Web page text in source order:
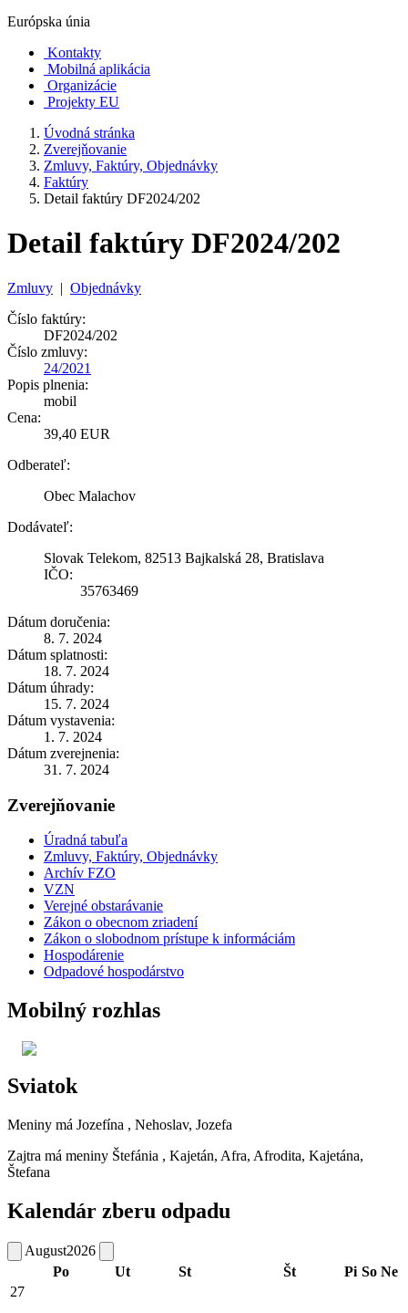
Európska únia
Kontakty
Mobilná aplikácia
Organizácie
Projekty EU
Úvodná stránka
Zverejňovanie
Zmluvy, Faktúry, Objednávky
Faktúry
Detail faktúry DF2024/202
Detail faktúry DF2024/202
Zmluvy | Objednávky
Číslo faktúry:
DF2024/202
Číslo zmluvy:
24/2021
Popis plnenia:
mobil
Cena:
39,40 EUR
Odberateľ:
Obec Malachov
Dodávateľ:
Slovak Telekom, 82513 Bajkalská 28, Bratislava
IČO:
35763469
Dátum doručenia:
8. 7. 2024
Dátum splatnosti:
18. 7. 2024
Dátum úhrady:
15. 7. 2024
Dátum vystavenia:
1. 7. 2024
Dátum zverejnenia:
31. 7. 2024
Zverejňovanie
Úradná tabuľa
Zmluvy, Faktúry, Objednávky
Archív FZO
VZN
Verejné obstarávanie
Zákon o obecnom zriadení
Zákon o slobodnom prístupe k informáciám
Hospodárenie
Odpadové hospodárstvo
Mobilný rozhlas
Sviatok
Meniny má Jozefína , Nehoslav, Jozefa
Zajtra má meniny Štefánia , Kajetán, Afra, Afrodita, Kajetána,
Štefana
Kalendár zberu odpadu
August2026
Po
Ut St Št Pi So Ne
27